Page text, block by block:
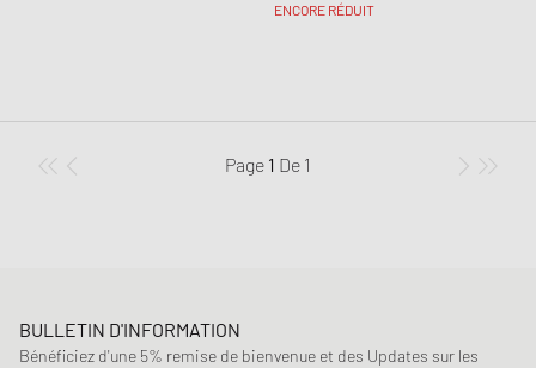
ENCORE RÉDUIT
Page 1 De 1
BULLETIN D'INFORMATION
Bénéficiez d'une 5% remise de bienvenue et des Updates sur les